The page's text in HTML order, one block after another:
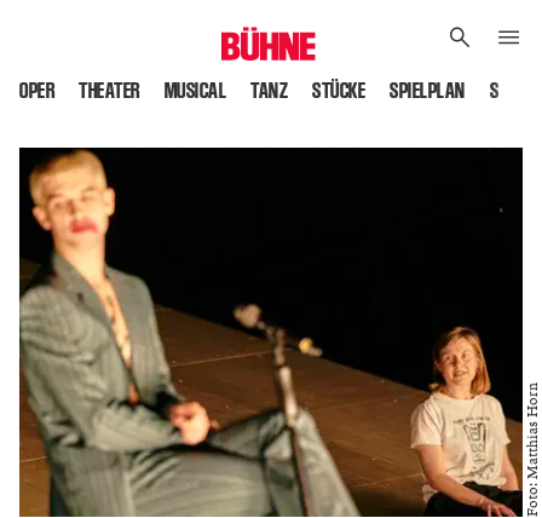
OPER THEATER MUSICAL TANZ STÜCKE SPIELPLAN
Foto: Matthias Horn